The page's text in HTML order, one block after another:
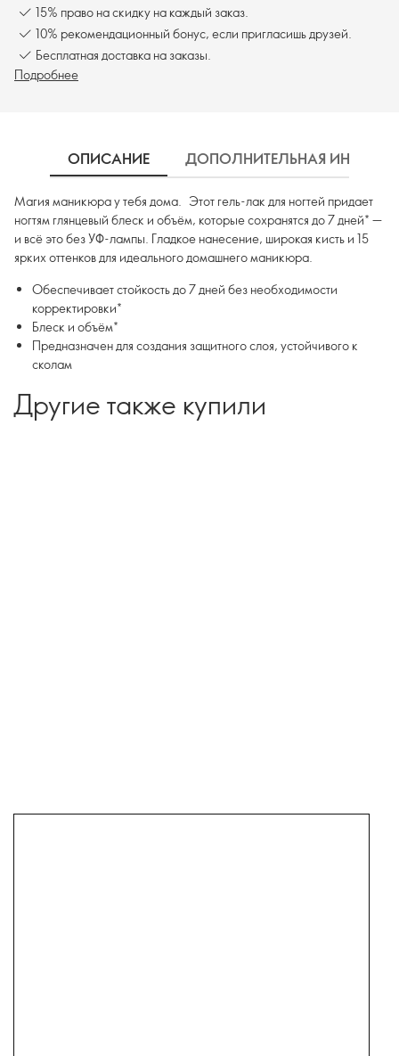
15% право на скидку на каждый заказ.
10% рекомендационный бонус, если пригласишь друзей.
Бесплатная доставка на заказы.
Подробнее
ОПИСАНИЕ ДОПОЛНИТЕЛЬНАЯ
Магия маникюра у тебя дома. Этот гель-лак для ногтей придает
ногтям глянцевый блеск и объём, которые сохранятся до 7 дней* —
и всё это без УФ-лампы. Гладкое нанесение, широкая кисть и 15
ярких оттенков для идеального домашнего маникюра.
Обеспечивает стойкость до 7 дней без необходимости
корректировки*
Блеск и объём*
Предназначен для создания защитного слоя, устойчивого к
сколам
Другие также купили